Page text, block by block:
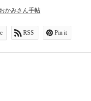
おかみさん手帖
RSS Pin it